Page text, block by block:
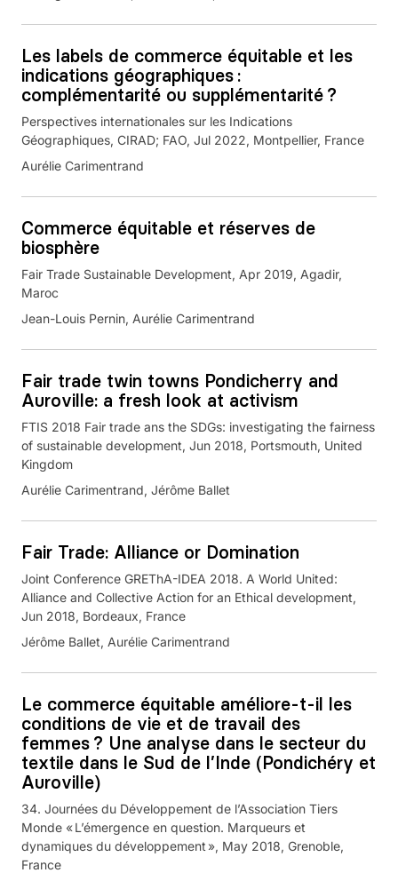
Les labels de commerce équitable et les
indications géographiques :
complémentarité ou supplémentarité ?
Perspectives internationales sur les Indications
Géographiques, CIRAD; FAO, Jul 2022, Montpellier, France
Aurélie Carimentrand
Commerce équitable et réserves de
biosphère
Fair Trade Sustainable Development, Apr 2019, Agadir,
Maroc
Jean-Louis Pernin, Aurélie Carimentrand
Fair trade twin towns Pondicherry and
Auroville: a fresh look at activism
FTIS 2018 Fair trade ans the SDGs: investigating the fairness
of sustainable development, Jun 2018, Portsmouth, United
Kingdom
Aurélie Carimentrand, Jérôme Ballet
Fair Trade: Alliance or Domination
Joint Conference GREThA-IDEA 2018. A World United:
Alliance and Collective Action for an Ethical development,
Jun 2018, Bordeaux, France
Jérôme Ballet, Aurélie Carimentrand
Le commerce équitable améliore-t-il les
conditions de vie et de travail des
femmes ? Une analyse dans le secteur du
textile dans le Sud de l’Inde (Pondichéry et
Auroville)
34. Journées du Développement de l’Association Tiers
Monde « L’émergence en question. Marqueurs et
dynamiques du développement », May 2018, Grenoble,
France